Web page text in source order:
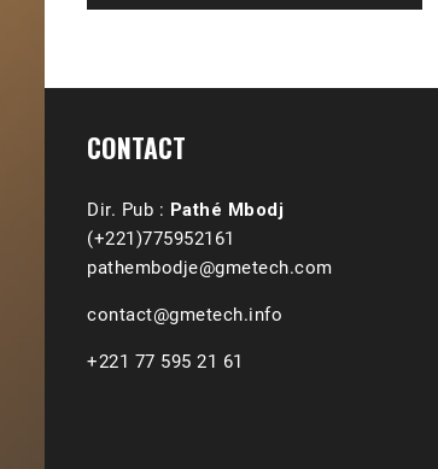
CONTACT
Dir. Pub : Pathé Mbodj
(+221)775952161
pathembodje@gmetech.com
contact@gmetech.info
+221 77 595 21 61